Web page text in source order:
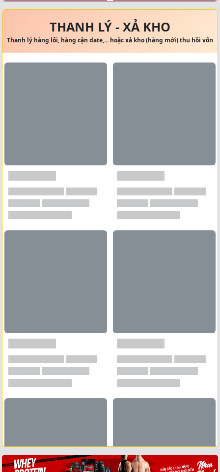
Xem tất cả →
THANH LÝ - XẢ KHO
Thanh lý hàng lỗi, hàng cận date,... hoặc xả kho (hàng mới) thu hồi vốn